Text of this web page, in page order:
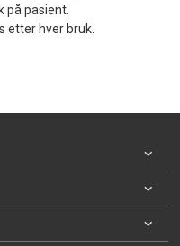
på pasient.
etter hver bruk.